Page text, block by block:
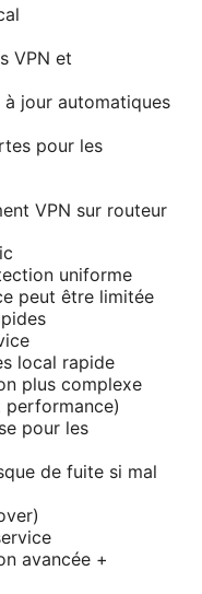
VPN et
jour automatiques
pour les
VPN sur routeur
uniforme
peut être limitée
local rapide
plus complexe
pour les
de fuite si mal
avancée +